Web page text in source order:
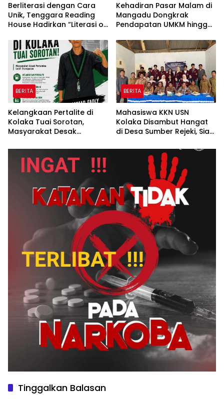
Berliterasi dengan Cara
Unik, Tenggara Reading
House Hadirkan “Literasi on
Atas Atap Sembari
Menikmati Senja
Kehadiran Pasar Malam di
Mangadu Dongkrak
Pendapatan UMKM hingga
BERITA
Kelangkaan Pertalite di
Kolaka Tuai Sorotan,
Masyarakat Desak
Transparan*
BERITA
Mahasiswa KKN USN
Kolaka Disambut Hangat
di Desa Sumber Rejeki, Siap
Pemberdayaan
Masyarakat
Tinggalkan Balasan